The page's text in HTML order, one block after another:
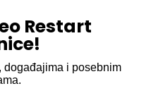
Restart
događajima i posebnim